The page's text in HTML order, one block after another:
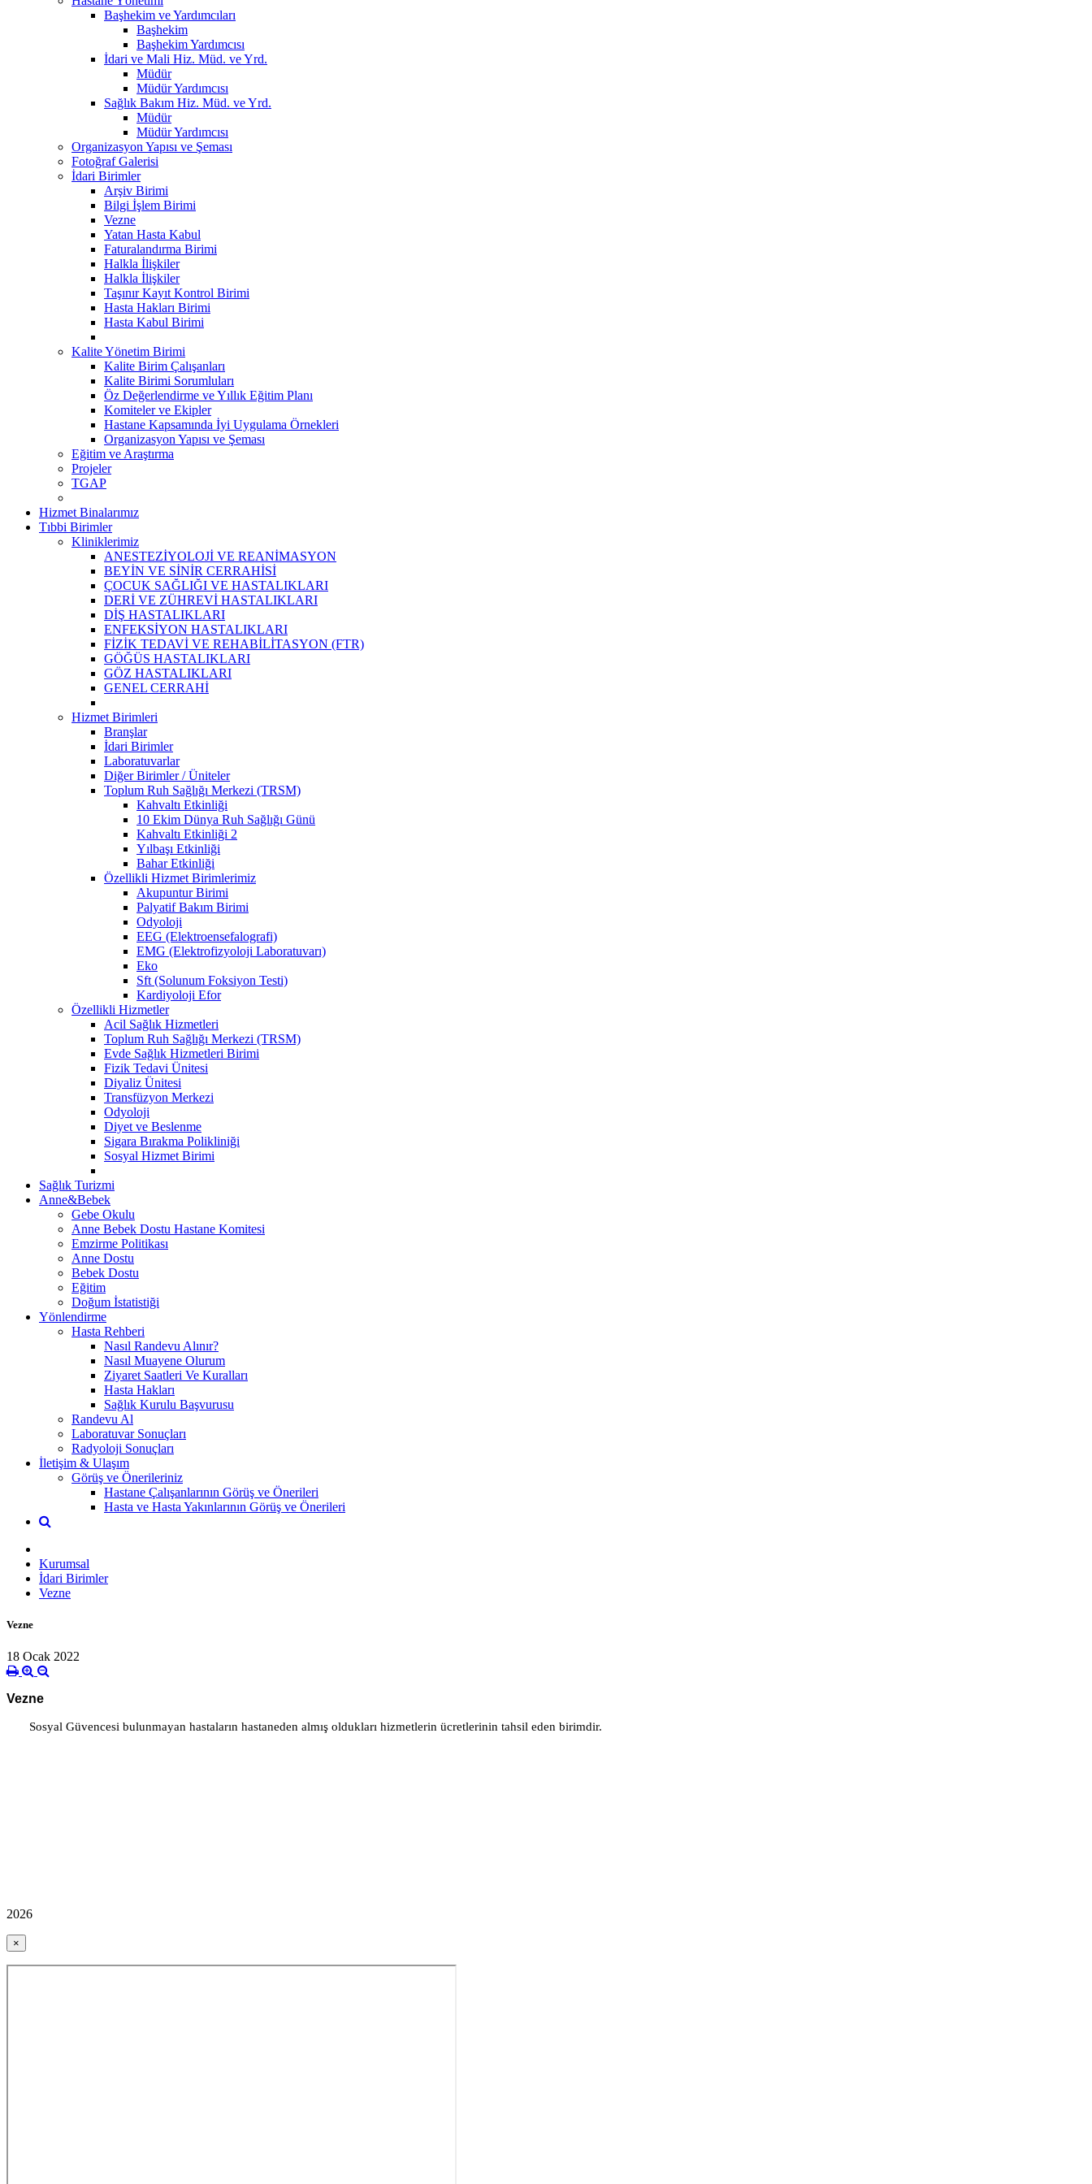
Başhekim ve Yardımcıları
Başhekim
Başhekim Yardımcısı
İdari ve Mali Hiz. Müd. ve Yrd.
Müdür
Müdür Yardımcısı
Sağlık Bakım Hiz. Müd. ve Yrd.
Müdür
Müdür Yardımcısı
Organizasyon Yapısı ve Şeması
Fotoğraf Galerisi
İdari Birimler
Arşiv Birimi
Bilgi İşlem Birimi
Vezne
Yatan Hasta Kabul
Faturalandırma Birimi
Halkla İlişkiler
Halkla İlişkiler
Taşınır Kayıt Kontrol Birimi
Hasta Hakları Birimi
Hasta Kabul Birimi
Kalite Yönetim Birimi
Kalite Birim Çalışanları
Kalite Birimi Sorumluları
Öz Değerlendirme ve Yıllık Eğitim Planı
Komiteler ve Ekipler
Hastane Kapsamında İyi Uygulama Örnekleri
Organizasyon Yapısı ve Şeması
Eğitim ve Araştırma
Projeler
TGAP
Hizmet Binalarımız
Tıbbi Birimler
Kliniklerimiz
ANESTEZİYOLOJİ VE REANİMASYON
BEYİN VE SİNİR CERRAHİSİ
ÇOCUK SAĞLIĞI VE HASTALIKLARI
DERİ VE ZÜHREVİ HASTALIKLARI
DİŞ HASTALIKLARI
ENFEKSİYON HASTALIKLARI
FİZİK TEDAVİ VE REHABİLİTASYON (FTR)
GÖĞÜS HASTALIKLARI
GÖZ HASTALIKLARI
GENEL CERRAHİ
Hizmet Birimleri
Branşlar
İdari Birimler
Laboratuvarlar
Diğer Birimler / Üniteler
Toplum Ruh Sağlığı Merkezi (TRSM)
Kahvaltı Etkinliği
10 Ekim Dünya Ruh Sağlığı Günü
Kahvaltı Etkinliği 2
Yılbaşı Etkinliği
Bahar Etkinliği
Özellikli Hizmet Birimlerimiz
Akupuntur Birimi
Palyatif Bakım Birimi
Odyoloji
EEG (Elektroensefalografi)
EMG (Elektrofizyoloji Laboratuvarı)
Eko
Sft (Solunum Foksiyon Testi)
Kardiyoloji Efor
Özellikli Hizmetler
Acil Sağlık Hizmetleri
Toplum Ruh Sağlığı Merkezi (TRSM)
Evde Sağlık Hizmetleri Birimi
Fizik Tedavi Ünitesi
Diyaliz Ünitesi
Transfüzyon Merkezi
Odyoloji
Diyet ve Beslenme
Sigara Bırakma Polikliniği
Sosyal Hizmet Birimi
Sağlık Turizmi
Anne&Bebek
Gebe Okulu
Anne Bebek Dostu Hastane Komitesi
Emzirme Politikası
Anne Dostu
Bebek Dostu
Eğitim
Doğum İstatistiği
Yönlendirme
Hasta Rehberi
Nasıl Randevu Alınır?
Nasıl Muayene Olurum
Ziyaret Saatleri Ve Kuralları
Hasta Hakları
Sağlık Kurulu Başvurusu
Randevu Al
Laboratuvar Sonuçları
Radyoloji Sonuçları
İletişim & Ulaşım
Görüş ve Önerileriniz
Hastane Çalışanlarının Görüş ve Önerileri
Hasta ve Hasta Yakınlarının Görüş ve Önerileri
Kurumsal
İdari Birimler
Vezne
Vezne
18 Ocak 2022
Vezne
Sosyal Güvencesi bulunmayan hastaların hastaneden almış oldukları hizmetlerin ücretlerinin tahsil eden birimdir.
2026
×